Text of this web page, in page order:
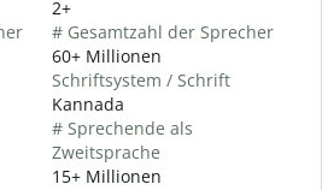
2+
# Gesamtzahl der Sprecher
60+ Millionen
Schriftsystem / Schrift
Kannada
# Sprechende als
Zweitsprache
15+ Millionen